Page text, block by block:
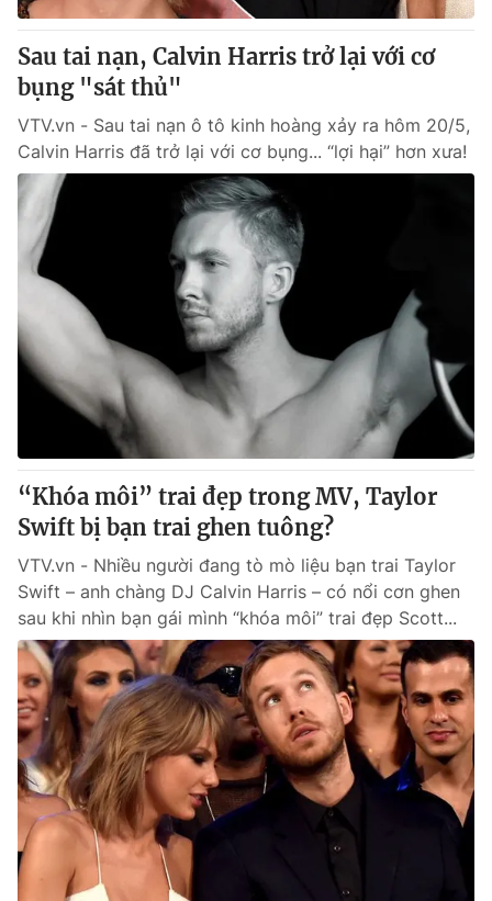
Cơ quan chủ quản:Đài Truyền hình Việt Nam
Cơ quan báo chí:
Thời báo VTV
Giấy phép hoạt động báo in và báo điện tử số 483/GP-BTTTT
cấp ngày 29/12/2023
Tổng Biên tập: Vũ Thanh Thủy
Phó Tổng Biên tập: Nguyễn Thị Mỹ Hạnh, Phạm Quốc Thắng,
Nguyễn Trọng Ninh
Tổng đài VTV:
024.38 355 931 - 024.38 355 932
Ðiện thoại Thời báo VTV:024.66 897 897
Email:
toasoan@vtv.vn
Liên hệ quảng cáo:
024-7300.7108
® Cấm sao chép dưới mọi hình thức nếu không có sự chấp
thuận bằng văn bản. Ghi rõ nguồn VTV.vn khi phát hành lại
thông tin từ website này.
Sau tai nạn, Calvin Harris trở lại với cơ
bụng "sát thủ"
VTV.vn - Sau tai nạn ô tô kinh hoàng xảy ra hôm 20/5,
Calvin Harris đã trở lại với cơ bụng... “lợi hại” hơn xưa!
“Khóa môi” trai đẹp trong MV, Taylor
Swift bị bạn trai ghen tuông?
VTV.vn - Nhiều người đang tò mò liệu bạn trai Taylor
Swift – anh chàng DJ Calvin Harris – có nổi cơn ghen
sau khi nhìn bạn gái mình “khóa môi” trai đẹp Scott...